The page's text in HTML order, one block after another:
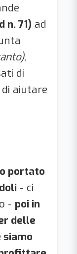
n. 71) ad
,
di
aiutare
portato
- ci
- poi in
delle
siamo